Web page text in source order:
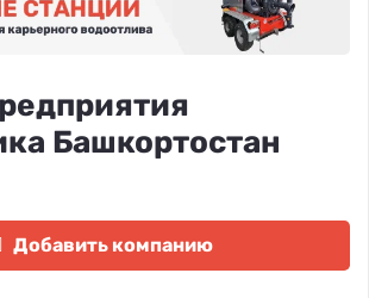
Башкортостан
Добавить компанию